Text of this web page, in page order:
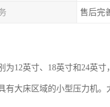
售后完
12英寸、18英寸和24英寸
大床区域的小型压力机。